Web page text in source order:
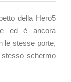
della Hero5
ed è ancora
le stesse porte,
schermo